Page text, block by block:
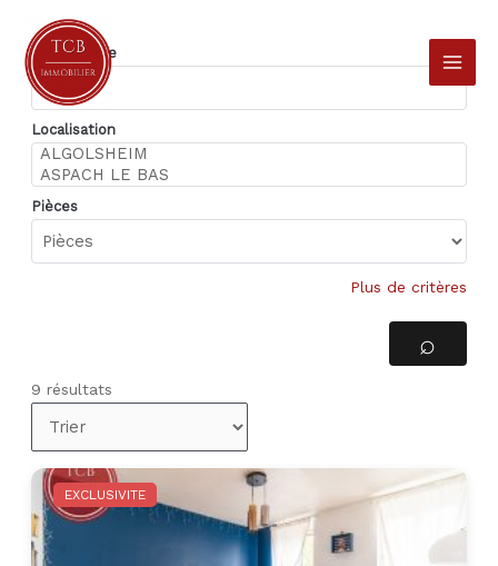
contenuType d'offre
Localisation
Pièces
Plus de critères
9 résultats
EXCLUSIVITE